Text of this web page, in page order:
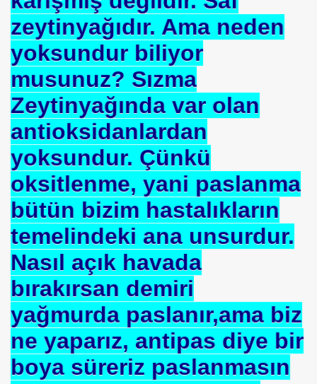
zeytinyağıdır. Ama neden
yoksundur biliyor
musunuz? Sızma
Zeytinyağında var olan
antioksidanlardan
yoksundur. Çünkü
oksitlenme, yani paslanma
bütün bizim hastalıkların
temelindeki ana unsurdur.
Nasıl açık havada
bırakırsan demiri
yağmurda paslanır,ama biz
ne yaparız, antipas diye bir
boya süreriz paslanmasın